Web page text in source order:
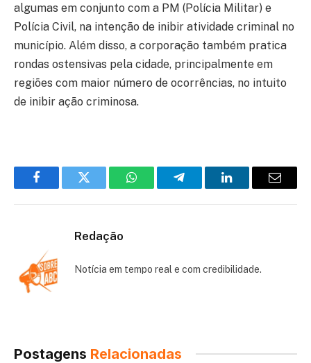
algumas em conjunto com a PM (Polícia Militar) e
Polícia Civil, na intenção de inibir atividade criminal no
município. Além disso, a corporação também pratica
rondas ostensivas pela cidade, principalmente em
regiões com maior número de ocorrências, no intuito
de inibir ação criminosa.
FacebookTwitter WhatsAppTelegramLinkedInEmail
Redação
Notícia em tempo real e com credibilidade.
Postagens Relacionadas